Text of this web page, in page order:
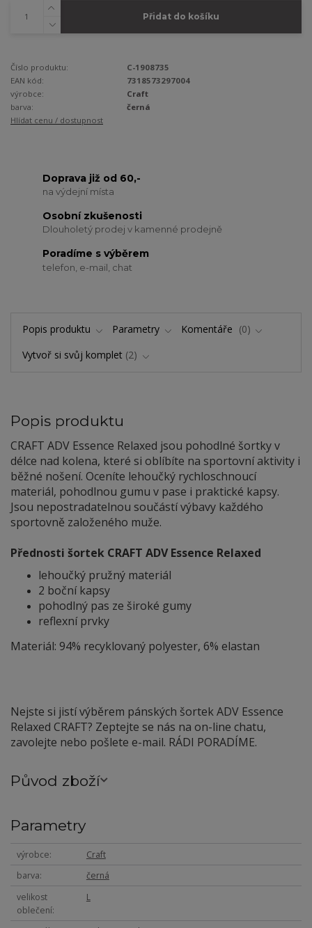
Přidat do košíku
Číslo produktu:
C-1908735
EAN kód:
7318573297004
výrobce:
Craft
barva:
černá
Hlídat cenu / dostupnost
Doprava již od 60,-
na výdejní místa
Osobní zkušenosti
Dlouholetý prodej v kamenné prodejně
Poradíme s výběrem
telefon, e-mail, chat
Popis produktu Parametry Komentáře
0
Vytvoř si svůj komplet 2
Popis produktu
CRAFT ADV Essence Relaxed jsou pohodlné šortky v
délce nad kolena, které si oblíbíte na sportovní aktivity i
běžné nošení. Oceníte lehoučký rychloschnoucí
materiál, pohodlnou gumu v pase i praktické kapsy.
Jsou nepostradatelnou součástí výbavy každého
sportovně založeného muže.
Přednosti šortek CRAFT ADV Essence Relaxed
lehoučký pružný materiál
2 boční kapsy
pohodlný pas ze široké gumy
reflexní prvky
Materiál: 94% recyklovaný polyester, 6% elastan
Nejste si jistí výběrem pánských šortek ADV Essence
Relaxed CRAFT? Zeptejte se nás na on-line chatu,
zavolejte nebo pošlete e-mail. RÁDI PORADÍME.
Původ zboží
Parametry
výrobce
Craft
barva
černá
velikost
oblečení
L